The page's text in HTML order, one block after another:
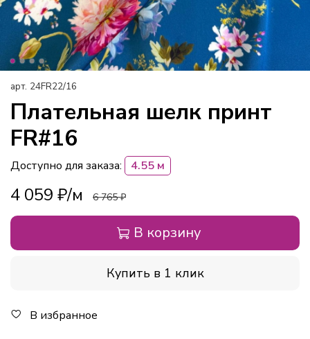
арт. 24FR22/16
Плательная шелк принт
FR#16
Доступно для заказа: 4.55 м
4 059 ₽ 6 765 ₽
В корзину
Купить в 1 клик
В избранное